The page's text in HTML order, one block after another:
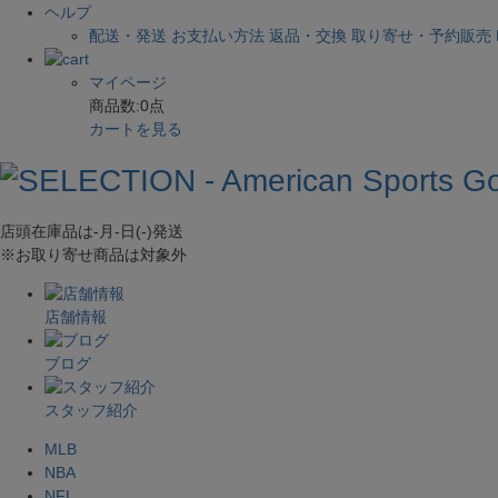
ヘルプ
配送・発送 お支払い方法 返品・交換 取り寄せ・予約販売
マイページ
商品数:0点
カートを見る
店頭在庫品は-月-日(-)発送
※お取り寄せ商品は対象外
店舗情報
ブログ
スタッフ紹介
MLB
NBA